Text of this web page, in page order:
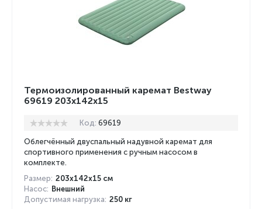
Термоизолированный каремат Bestway
69619 203x142x15
Код: 69619
Облегчённый двуспальный надувной каремат для
спортивного применения с ручным насосом в
комплекте.
Размер: 203x142x15 см
Насос: Внешний
Допустимая нагрузка: 250 кг